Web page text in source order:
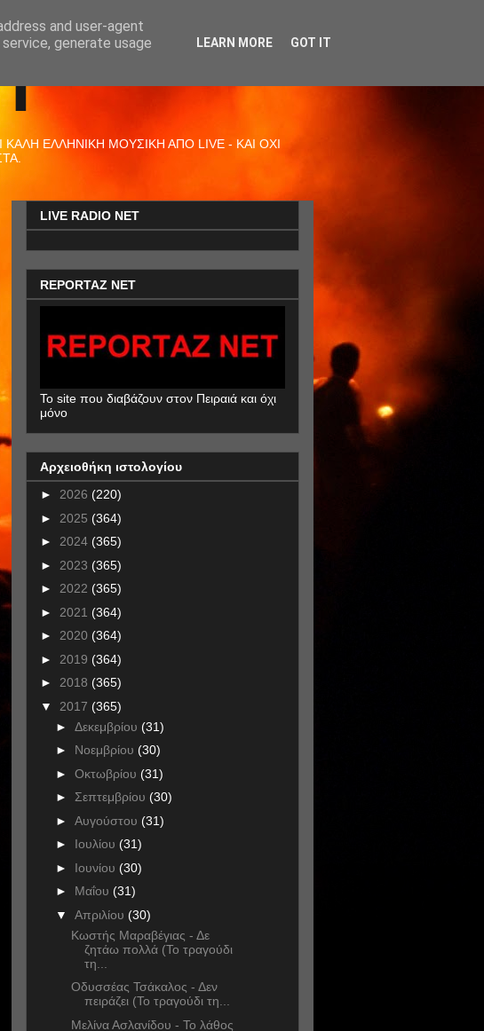
ΕΛΛΗΝΙΚΗ ΜΟΥΣΙΚΗ ΑΠΟ LIVE - ΚΑΙ ΟΧΙ
LIVE RADIO NET
REPORTAZ NET
To site που διαβάζουν στον Πειραιά και όχι
μόνο
Αρχειοθήκη ιστολογίου
► 2026 (220)
► 2025 (364)
► 2024 (365)
► 2023 (365)
► 2022 (365)
► 2021 (364)
► 2020 (364)
► 2019 (364)
► 2018 (365)
▼ 2017 (365)
► Δεκεμβρίου (31)
► Νοεμβρίου (30)
► Οκτωβρίου (31)
► Σεπτεμβρίου (30)
► Αυγούστου (31)
► Ιουλίου (31)
► Ιουνίου (30)
► Μαΐου (31)
▼ Απριλίου (30)
Κωστής Μαραβέγιας - Δε
ζητάω πολλά (Το τραγούδι
τη...
Οδυσσέας Τσάκαλος - Δεν
πειράζει (Το τραγούδι τη...
Μελίνα Ασλανίδου - Το λάθος
and user-agent
generate usage
LEARN MORE GOT IT